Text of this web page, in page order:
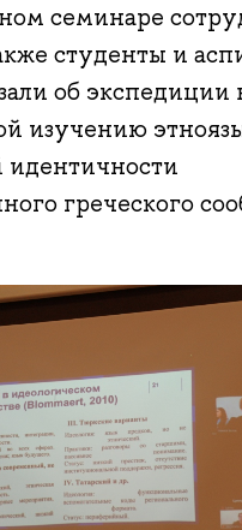
семинаре
студенты и
об экспедиции
изучению
идентичности
греческого